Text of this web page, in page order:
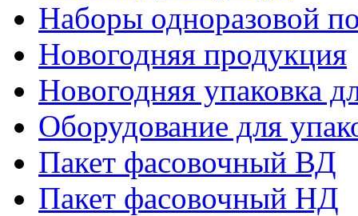
Наборы одноразовой
Новогодняя продукция
Новогодняя упаковка
Оборудование для
Пакет фасовочный ВД
Пакет фасовочный НД